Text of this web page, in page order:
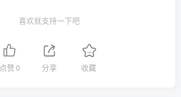
喜欢就支持一下吧
点赞0 分享 收藏